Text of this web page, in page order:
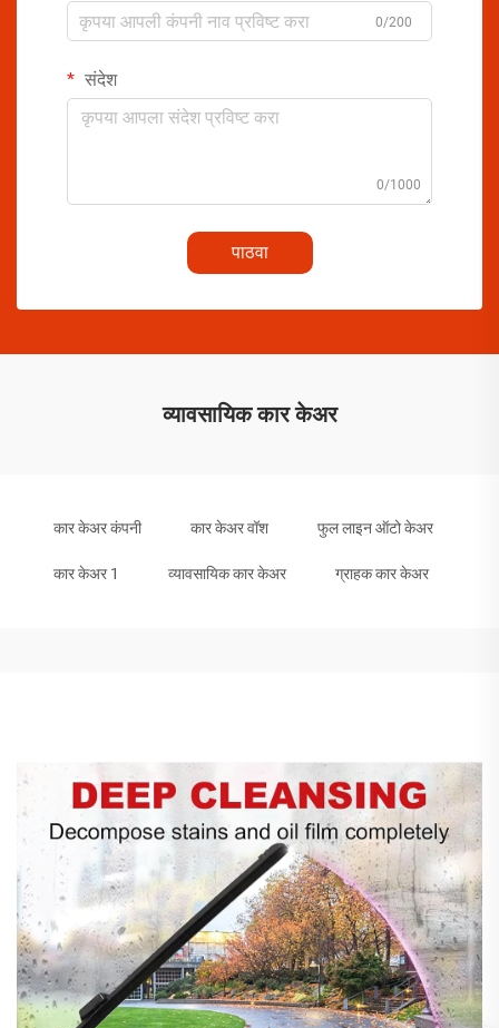
0/200
संदेश
0/1000
पाठवा
व्यावसायिक कार केअर
कार केअर कंपनी कार केअर वॉश फुल लाइन ऑटो केअर
कार केअर 1 व्यावसायिक कार केअर ग्राहक कार केअर